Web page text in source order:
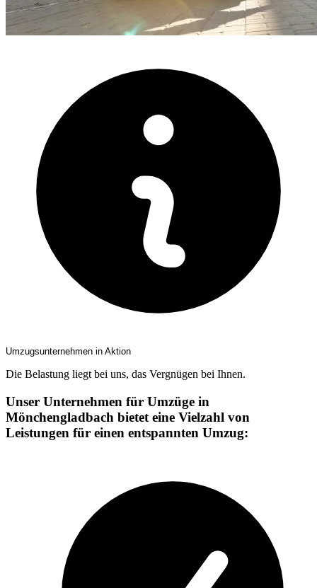
Umzugsunternehmen in Aktion
Die Belastung liegt bei uns, das Vergnügen bei Ihnen.
Unser Unternehmen für Umzüge in
Mönchengladbach bietet eine Vielzahl von
Leistungen für einen entspannten Umzug: